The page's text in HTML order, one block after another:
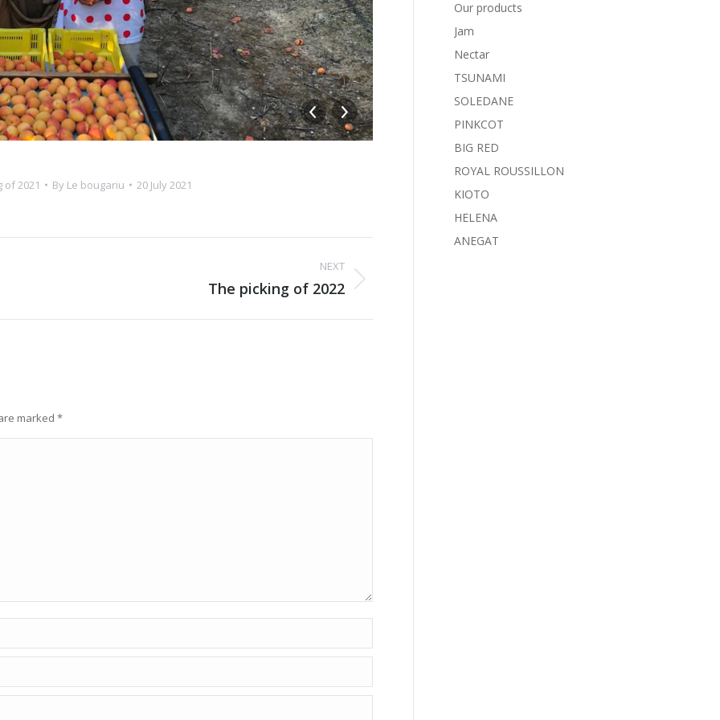
of 2021 By Le bougariu 20 July 2021
NEXT
The picking of 2022
marked *
Our products
Jam
Nectar
TSUNAMI
SOLEDANE
PINKCOT
BIG RED
ROYAL ROUSSILLON
KIOTO
HELENA
ANEGAT